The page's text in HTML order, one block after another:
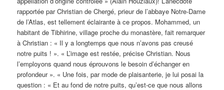
rapportée par Christian de Chergé, prieur de l’abbaye Notre-Dame
de l’Atlas, est tellement éclairante à ce propos. Mohammed, un
habitant de Tibhirine, village proche du monastère, fait remarquer
à Christian : « Il y a longtemps que nous n’avons pas creusé
notre puits ! ». « L’image est restée, précise Christian. Nous
l’employons quand nous éprouvons le besoin d’échanger en
profondeur ». « Une fois, par mode de plaisanterie, je lui posai la
question : « Et au fond de notre puits, qu’est-ce que nous allons